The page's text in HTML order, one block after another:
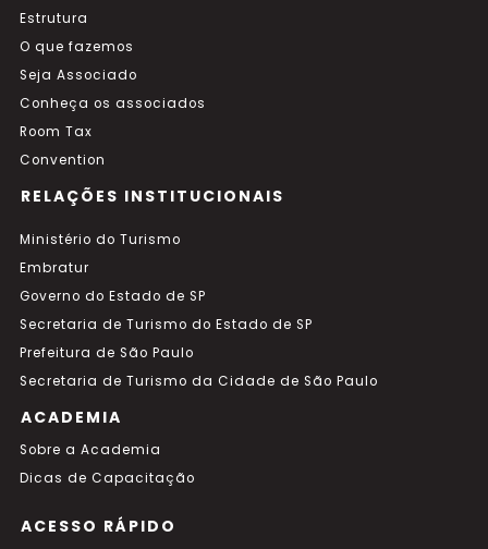
Estrutura
O que fazemos
Seja Associado
Conheça os associados
Room Tax
Convention
RELAÇÕES INSTITUCIONAIS
Ministério do Turismo
Embratur
Governo do Estado de SP
Secretaria de Turismo do Estado de SP
Prefeitura de São Paulo
Secretaria de Turismo da Cidade de São Paulo
ACADEMIA
Sobre a Academia
Dicas de Capacitação
ACESSO RÁPIDO